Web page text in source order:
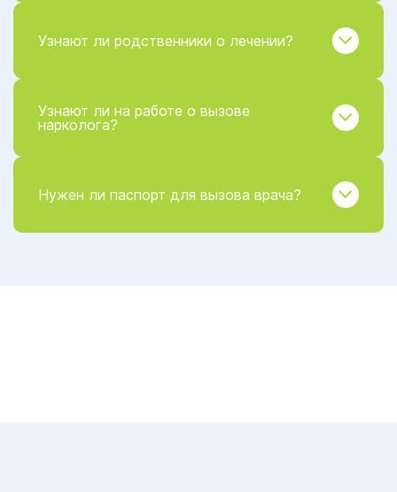
Узнают ли родственники о лечении?
Узнают ли на работе о вызове
нарколога?
Нужен ли паспорт для вызова врача?